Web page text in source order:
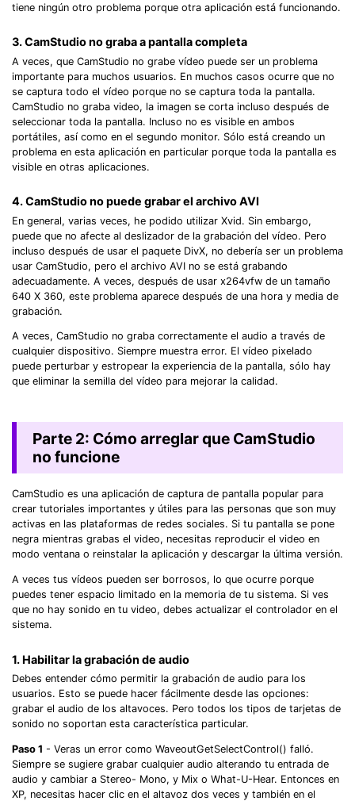
tiene ningún otro problema porque otra aplicación está funcionando.
3. CamStudio no graba a pantalla completa
A veces, que CamStudio no grabe vídeo puede ser un problema
importante para muchos usuarios. En muchos casos ocurre que no
se captura todo el vídeo porque no se captura toda la pantalla.
CamStudio no graba video, la imagen se corta incluso después de
seleccionar toda la pantalla. Incluso no es visible en ambos
portátiles, así como en el segundo monitor. Sólo está creando un
problema en esta aplicación en particular porque toda la pantalla es
visible en otras aplicaciones.
4. CamStudio no puede grabar el archivo AVI
En general, varias veces, he podido utilizar Xvid. Sin embargo,
puede que no afecte al deslizador de la grabación del vídeo. Pero
incluso después de usar el paquete DivX, no debería ser un problema
usar CamStudio, pero el archivo AVI no se está grabando
adecuadamente. A veces, después de usar x264vfw de un tamaño
640 X 360, este problema aparece después de una hora y media de
grabación.
A veces, CamStudio no graba correctamente el audio a través de
cualquier dispositivo. Siempre muestra error. El vídeo pixelado
puede perturbar y estropear la experiencia de la pantalla, sólo hay
que eliminar la semilla del vídeo para mejorar la calidad.
Parte 2: Cómo arreglar que CamStudio
no funcione
CamStudio es una aplicación de captura de pantalla popular para
crear tutoriales importantes y útiles para las personas que son muy
activas en las plataformas de redes sociales. Si tu pantalla se pone
negra mientras grabas el video, necesitas reproducir el video en
modo ventana o reinstalar la aplicación y descargar la última versión.
A veces tus vídeos pueden ser borrosos, lo que ocurre porque
puedes tener espacio limitado en la memoria de tu sistema. Si ves
que no hay sonido en tu video, debes actualizar el controlador en el
sistema.
1. Habilitar la grabación de audio
Debes entender cómo permitir la grabación de audio para los
usuarios. Esto se puede hacer fácilmente desde las opciones:
grabar el audio de los altavoces. Pero todos los tipos de tarjetas de
sonido no soportan esta característica particular.
Paso 1 - Veras un error como WaveoutGetSelectControl() falló.
Siempre se sugiere grabar cualquier audio alterando tu entrada de
audio y cambiar a Stereo- Mono, y Mix o What-U-Hear. Entonces en
XP, necesitas hacer clic en el altavoz dos veces y también en el